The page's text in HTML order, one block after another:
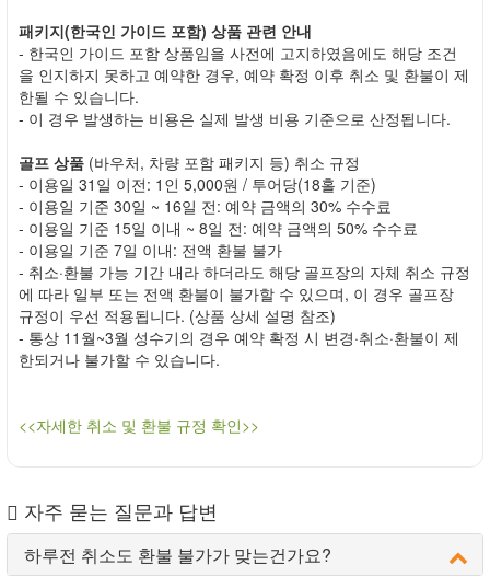
패키지(한국인 가이드 포함) 상품 관련 안내
- 한국인 가이드 포함 상품임을 사전에 고지하였음에도 해당 조건
을 인지하지 못하고 예약한 경우, 예약 확정 이후 취소 및 환불이 제
한될 수 있습니다.
- 이 경우 발생하는 비용은 실제 발생 비용 기준으로 산정됩니다.
골프 상품 (바우처, 차량 포함 패키지 등) 취소 규정
- 이용일 31일 이전: 1인 5,000원 / 투어당(18홀 기준)
- 이용일 기준 30일 ~ 16일 전: 예약 금액의 30% 수수료
- 이용일 기준 15일 이내 ~ 8일 전: 예약 금액의 50% 수수료
- 이용일 기준 7일 이내: 전액 환불 불가
- 취소·환불 가능 기간 내라 하더라도 해당 골프장의 자체 취소 규정
에 따라 일부 또는 전액 환불이 불가할 수 있으며, 이 경우 골프장
규정이 우선 적용됩니다. (상품 상세 설명 참조)
- 통상 11월~3월 성수기의 경우 예약 확정 시 변경·취소·환불이 제
한되거나 불가할 수 있습니다.
<<자세한 취소 및 환불 규정 확인>>
자주 묻는 질문과 답변
하루전 취소도 환불 불가가 맞는건가요?